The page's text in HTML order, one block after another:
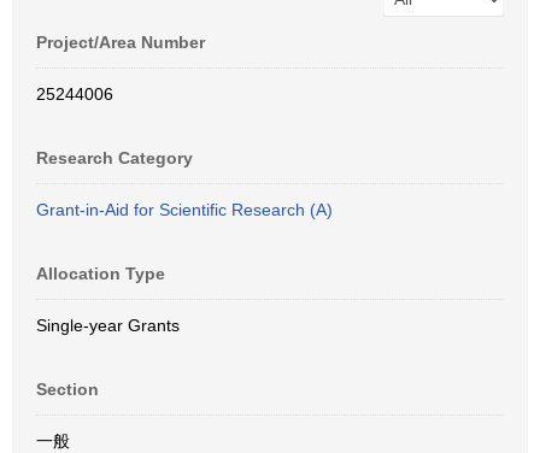
Project/Area Number
25244006
Research Category
Grant-in-Aid for Scientific Research (A)
Allocation Type
Single-year Grants
Section
一般